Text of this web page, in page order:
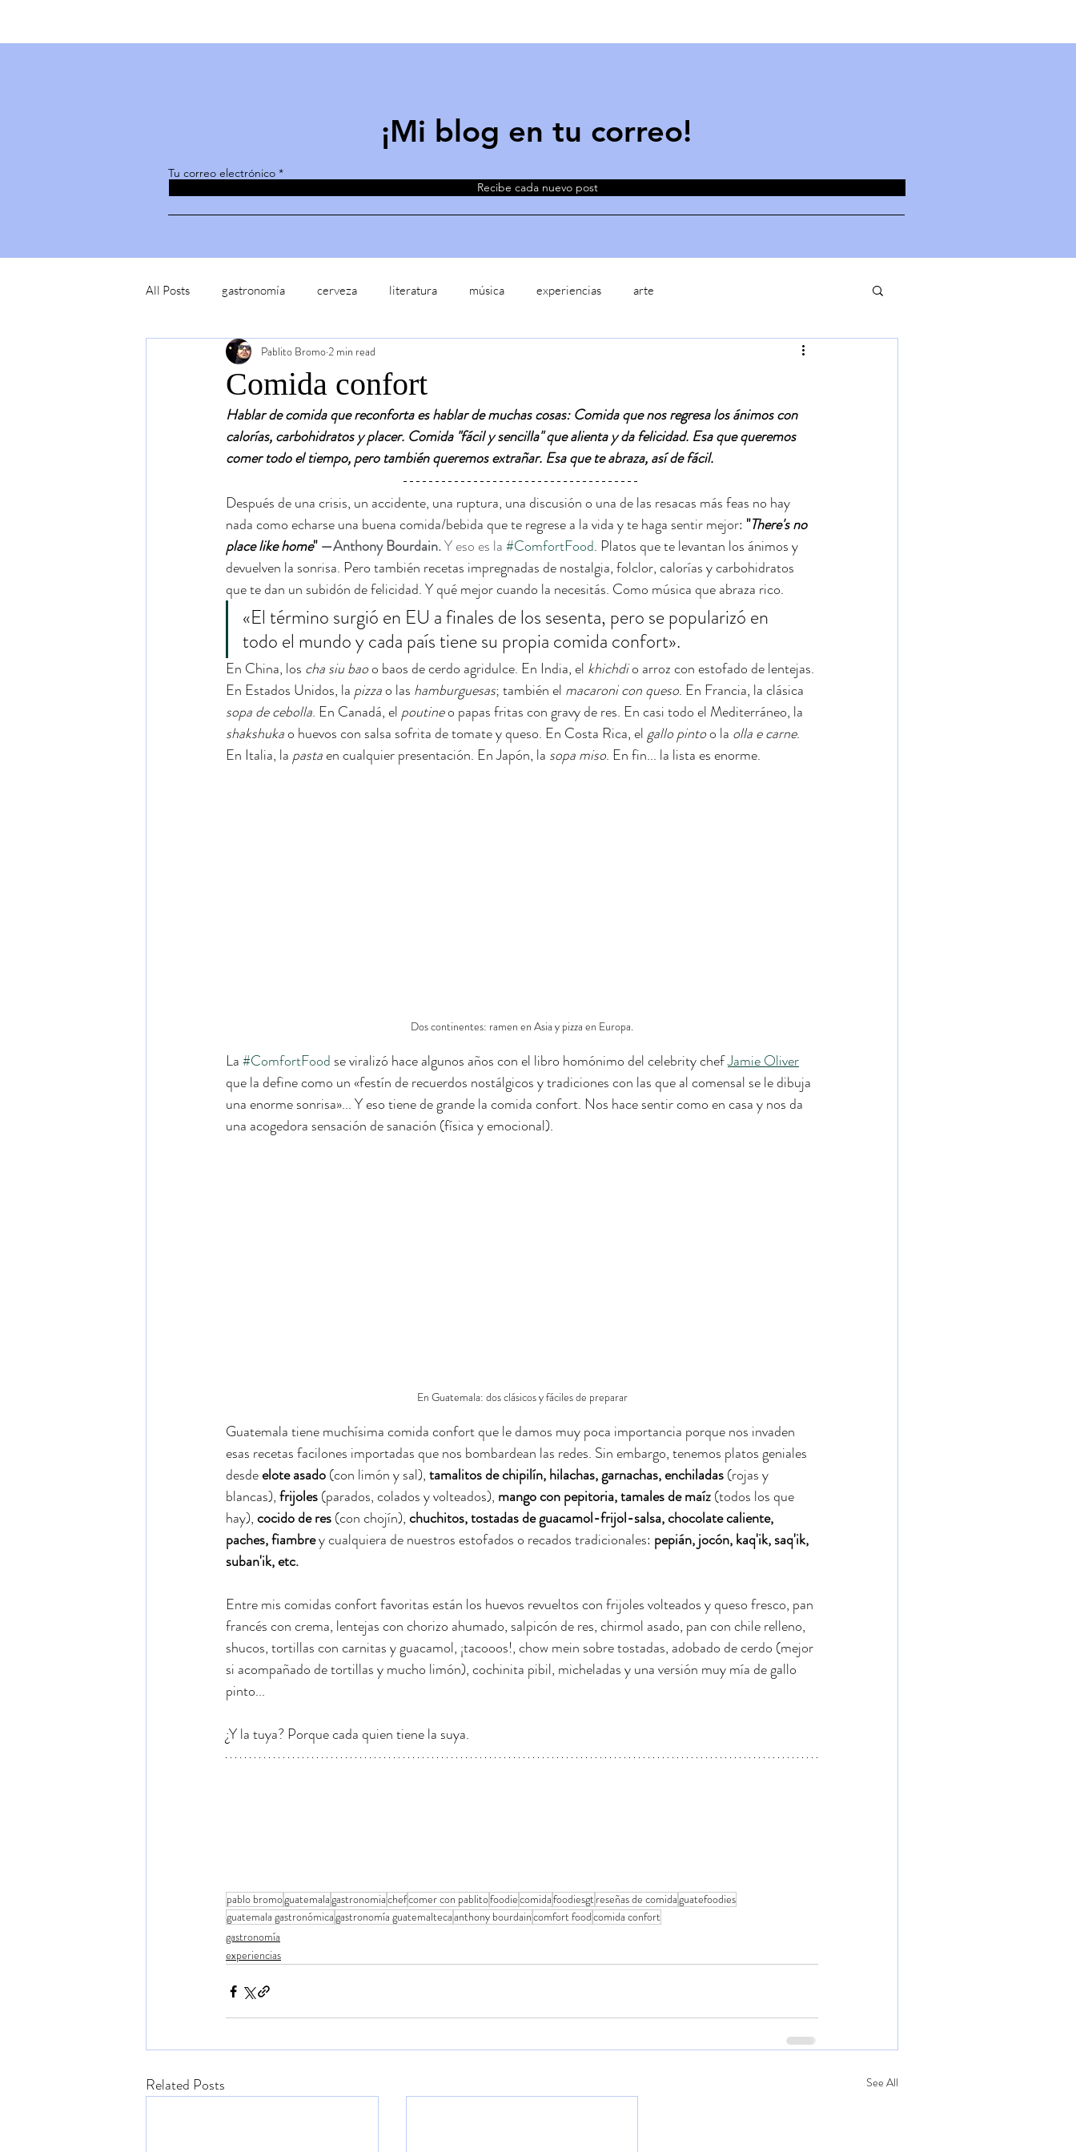
¡Mi blog en tu correo!
Tu correo electrónico
Recibe cada nuevo post
All Posts gastronomía cerveza literatura música experiencias arte
Comida confort
Pablito Bromo2 min read
Hablar de comida que reconforta es hablar de muchas cosas: Comida que nos regresa los ánimos con
calorías, carbohidratos y placer. Comida "fácil y sencilla" que alienta y da felicidad. Esa que queremos
comer todo el tiempo, pero también queremos extrañar. Esa que te abraza, así de fácil.
Después de una crisis, un accidente, una ruptura, una discusión o una de las resacas más feas no hay
nada como echarse una buena comida/bebida que te regrese a la vida y te haga sentir mejor: "There's no
place like home" —Anthony Bourdain. Y eso es la #ComfortFood. Platos que te levantan los ánimos y
devuelven la sonrisa. Pero también recetas impregnadas de nostalgia, folclor, calorías y carbohidratos
que te dan un subidón de felicidad. Y qué mejor cuando la necesitás. Como música que abraza rico.
«El término surgió en EU a finales de los sesenta, pero se popularizó en
todo el mundo y cada país tiene su propia comida confort».
En China, los cha siu bao o baos de cerdo agridulce. En India, el khichdi o arroz con estofado de lentejas.
En Estados Unidos, la pizza o las hamburguesas; también el macaroni con queso. En Francia, la clásica
sopa de cebolla. En Canadá, el poutine o papas fritas con gravy de res. En casi todo el Mediterráneo, la
shakshuka o huevos con salsa sofrita de tomate y queso. En Costa Rica, el gallo pinto o la olla e carne.
En Italia, la pasta en cualquier presentación. En Japón, la sopa miso. En fin... la lista es enorme.
Dos continentes: ramen en Asia y pizza en Europa.
La #ComfortFood se viralizó hace algunos años con el libro homónimo del celebrity chef Jamie Oliver
que la define como un «festín de recuerdos nostálgicos y tradiciones con las que al comensal se le dibuja
una enorme sonrisa»... Y eso tiene de grande la comida confort. Nos hace sentir como en casa y nos da
una acogedora sensación de sanación (física y emocional).
En Guatemala: dos clásicos y fáciles de preparar
Guatemala tiene muchísima comida confort que le damos muy poca importancia porque nos invaden
esas recetas facilones importadas que nos bombardean las redes. Sin embargo, tenemos platos geniales
desde elote asado (con limón y sal), tamalitos de chipilín, hilachas, garnachas, enchiladas (rojas y
blancas), frijoles (parados, colados y volteados), mango con pepitoria, tamales de maíz (todos los que
hay), cocido de res (con chojín), chuchitos, tostadas de guacamol-frijol-salsa, chocolate caliente,
paches, fiambre y cualquiera de nuestros estofados o recados tradicionales: pepián, jocón, kaq'ik, saq'ik,
suban'ik, etc.
Entre mis comidas confort favoritas están los huevos revueltos con frijoles volteados y queso fresco, pan
francés con crema, lentejas con chorizo ahumado, salpicón de res, chirmol asado, pan con chile relleno,
shucos, tortillas con carnitas y guacamol, ¡tacooos!, chow mein sobre tostadas, adobado de cerdo (mejor
si acompañado de tortillas y mucho limón), cochinita pibil, micheladas y una versión muy mía de gallo
pinto...
¿Y la tuya? Porque cada quien tiene la suya.
pablo bromoguatemalagastronomiachefcomer con pablitofoodiecomidafoodiesgtreseñas de comidaguatefoodies
guatemala gastronómicagastronomía guatemaltecaanthony bourdaincomfort foodcomida confort
gastronomía
experiencias
Related Posts See All